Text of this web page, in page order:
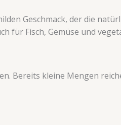
Geschmack, der die
für Fisch, Gemüse und
Bereits kleine Mengen